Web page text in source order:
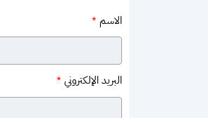
الاسم *
البريد الإلكتروني *